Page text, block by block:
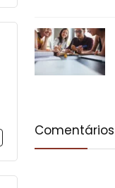
Comentários